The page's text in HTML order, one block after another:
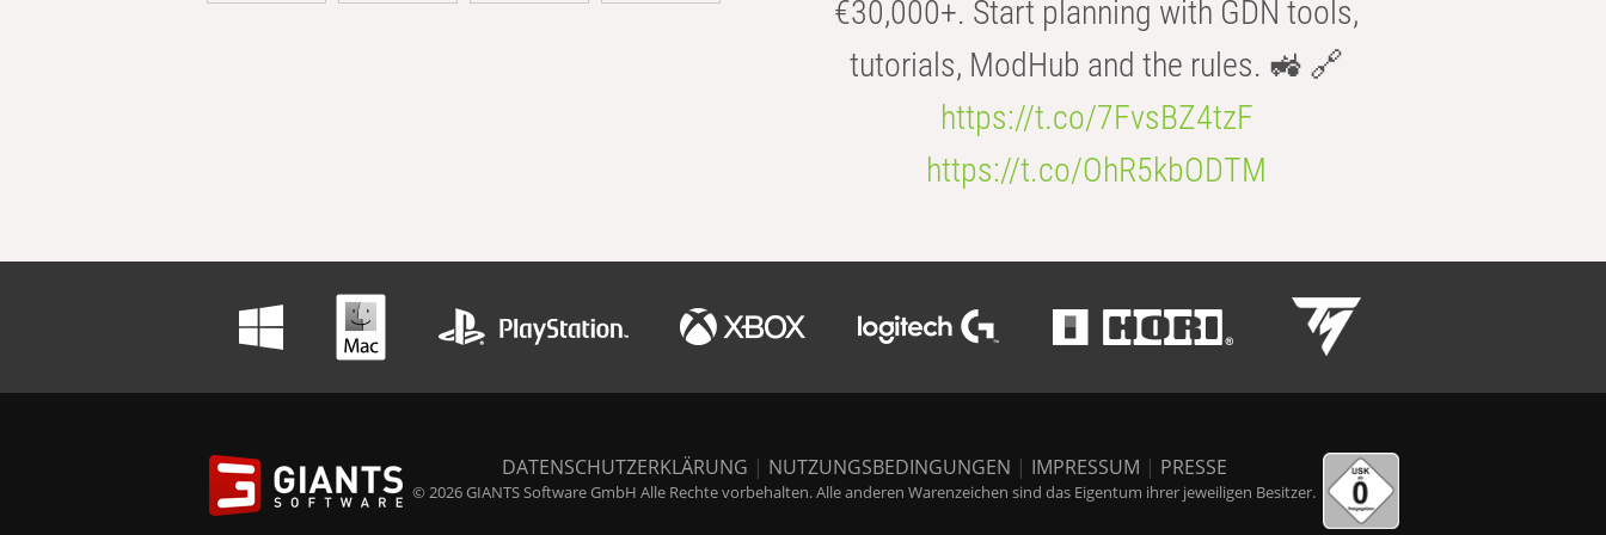
€30,000+. Start planning with GDN tools,
tutorials, ModHub and the rules. 🚜 🔗
https://t.co/7FvsBZ4tzF
https://t.co/OhR5kbODTM
DATENSCHUTZERKLÄRUNG | NUTZUNGSBEDINGUNGEN | IMPRESSUM | PRESSE
© 2026 GIANTS Software GmbH Alle Rechte vorbehalten. Alle anderen Warenzeichen sind das Eigentum ihrer jeweiligen Besitzer.